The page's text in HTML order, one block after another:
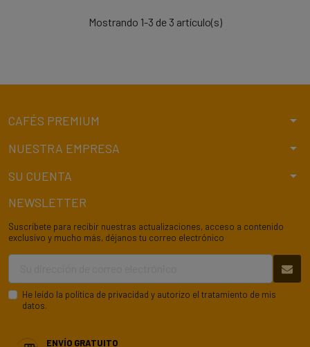
Mostrando 1-3 de 3 artículo(s)
CAFÉS PREMIUM arrow_drop_down
NUESTRA EMPRESA arrow_drop_down
SU CUENTA arrow_drop_down
NEWSLETTER
Suscríbete para recibir nuestras actualizaciones, acceso a contenido
exclusivo y mucho más, déjanos tu correo electrónico
He leído la política de privacidad y autorizo el tratamiento de mis
datos.
ENVÍO GRATUITO